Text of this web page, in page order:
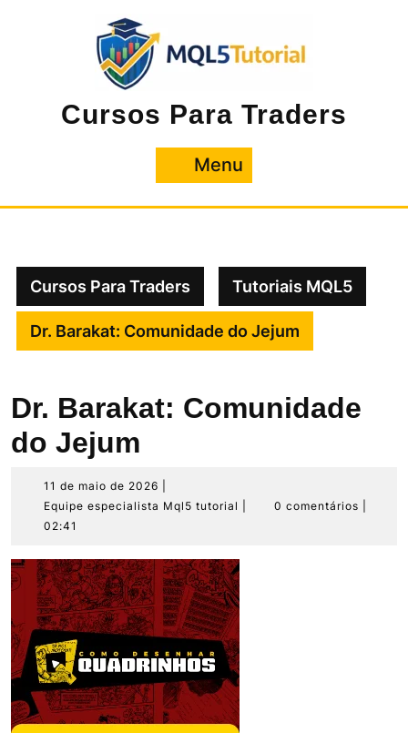
Cursos Para Traders
Menu
Cursos Para Traders Tutoriais MQL5
Dr. Barakat: Comunidade do Jejum
Dr. Barakat: Comunidade
do Jejum
11 de maio de 2026
de
2026
Equipe especialista Mql5 tutorial
Equipe0 comentários
02:41